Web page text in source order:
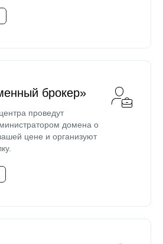
брокер»
проведут
домена о
цене и организуют